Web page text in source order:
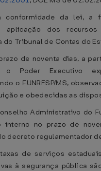
conformidade da lei, a
aplicação dos
do Tribunal de Contas do
de noventa dias, a
Poder Executivo
o FUNRESP/MS,
e obedecidas as
Administrativo do
interno no prazo de
decreto regulamentador
de serviços
à segurança pública